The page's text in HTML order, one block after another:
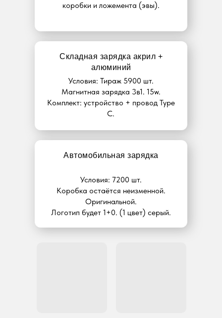
коробки и ложемента (эвы).
Складная зарядка акрил +
алюминий
Условия: Тираж 5900 шт.
Магнитная зарядка 3в1. 15w.
Комплект: устройство + провод Type
C.
Автомобильная зарядка
Условия: 7200 шт.
Коробка остаётся неизменной.
Оригинальной.
Логотип будет 1+0. (1 цвет) серый.